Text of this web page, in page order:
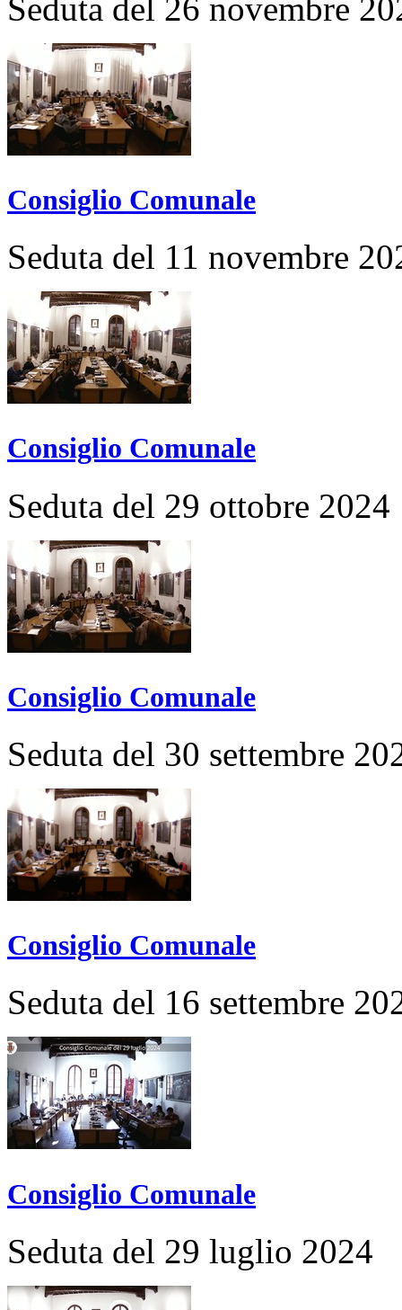
Seduta del 26 novembre
Consiglio Comunale
Seduta del 11 novembre
Consiglio Comunale
Seduta del 29 ottobre 2024
Consiglio Comunale
Seduta del 30 settembre
Consiglio Comunale
Seduta del 16 settembre
Consiglio Comunale
Seduta del 29 luglio 2024